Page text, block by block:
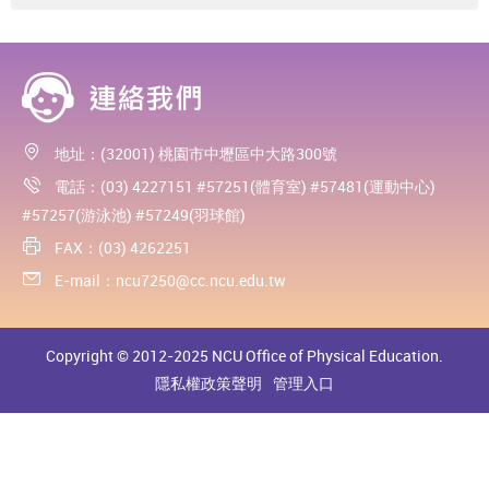
地址：(32001) 桃園市中壢區中大路300號
電話：(03) 4227151 #57251(體育室) #57481(運動中心)
#57257(游泳池) #57249(羽球館)
FAX：(03) 4262251
E-mail： ncu7250@cc.ncu.edu.tw
Copyright © 2012-2025 NCU Office of Physical Education.
隱私權政策聲明 管理入口